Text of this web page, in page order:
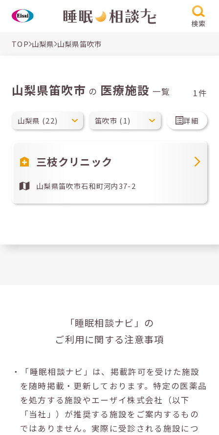
検索
TOP 山梨県 山梨県笛吹市
山梨県笛吹市 の 医療施設 一覧 1件
詳細
三枝クリニック
山梨県笛吹市石和町河内37-2
「睡眠相談ナビ」の
ご利用に関する注意事項
・「睡眠相談ナビ」は、掲載許可を受けた施設
を随時掲載・更新しております。特定の医薬品
を処方する施設やエーザイ株式会社（以下
「当社」）が推奨する施設をご案内するもの
ではありません。実際に受診される施設につ